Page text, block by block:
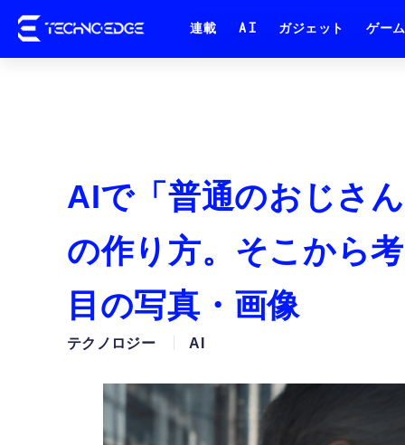
連載 AI ガジェット ゲーム
AIで「普通のおじさ
の作り方。そこから
目の写真・画像
テクノロジー AI